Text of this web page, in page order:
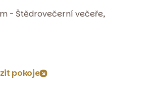
- Štědrovečerní večeře,
pokoje